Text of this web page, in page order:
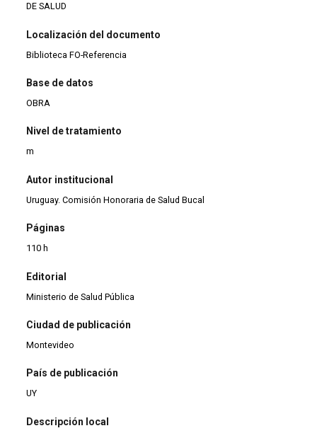
DE SALUD
Localización del documento
Biblioteca FO-Referencia
Base de datos
OBRA
Nivel de tratamiento
m
Autor institucional
Uruguay. Comisión Honoraria de Salud Bucal
Páginas
110 h
Editorial
Ministerio de Salud Pública
Ciudad de publicación
Montevideo
País de publicación
UY
Descripción local